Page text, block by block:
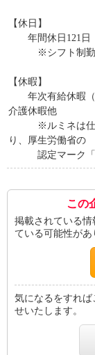
【休日】
年間休日121日
※シフト制勤務
【休暇】
年次有給休暇（
介護休暇他
※ルミネは仕事
り、厚生労働省の
認定マーク「く
この
掲載されている
ている可能性があ
気になるをすれ
せいたします。